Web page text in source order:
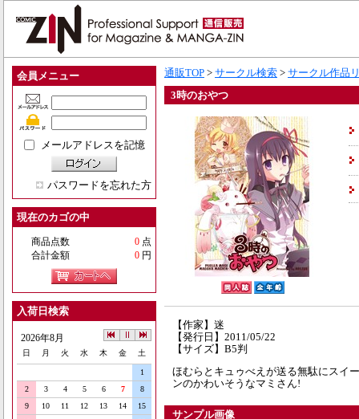
会員メニュー
メールアドレスを記憶
パスワードを忘れた方
現在のカゴの中
商品点数 0 点
合計金額
0 円
入荷日検索
2026年8月
日 月 火 水 木 金 土
1
2
3 4 5 6 7
8
9
10 11 12 13 14
15
通販TOP > サークル検索 > サークル作品
3時のおやつ
【作家】迷
【発行日】2011/05/22
【サイズ】B5判
ほむらとキュゥべえが送る無駄にスイ
ンのかわいそうなマミさん!
サンプル画像